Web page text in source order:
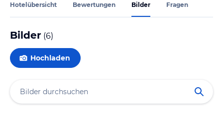
Hotelübersicht Bewertungen Bilder Fragen
Bilder (6)
Hochladen